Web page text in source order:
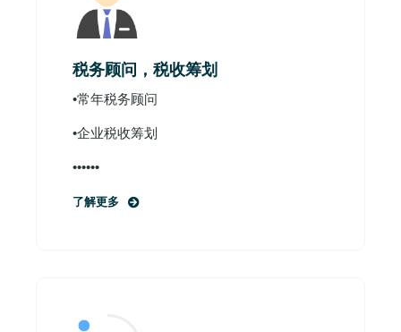
税务顾问，税收筹划
•常年税务顾问
•企业税收筹划
••••••
了解更多